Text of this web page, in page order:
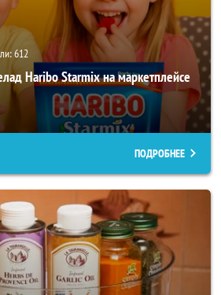
612
Haribo Starmix на маркетплейсе
ПОДРОБНЕЕ